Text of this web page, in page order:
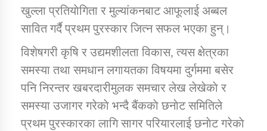
कर्णाली प्राविधि शिक्षालय जुम्लाको सुचना
खुल्ला प्रतियाेगिता र मुल्यांकनबाट आफूलाई अब्बल
सावित गर्दै प्रथम पुरस्कार जित्न सफल भएका हुन्।
विशेषगरी कृषि र उद्यमशीलता विकास, त्यस क्षेत्रका
समस्या तथा समधान लगायतका विषयमा दुर्गममा बसेर
पनि निरन्तर खबरदारीमुलक समचार लेख लेखेकाे र
समस्या उजागर गरेकाे भन्दै बैंककाे छनाेट समितिले
प्रथम पुरस्कारका लागि सागर परियारलाई छनाेट गरेकाे